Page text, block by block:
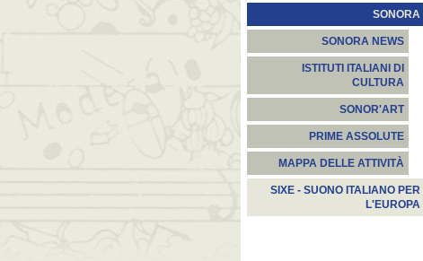
SONORA
SONORA NEWS
ISTITUTI ITALIANI DI
CULTURA
SONOR'ART
PRIME ASSOLUTE
MAPPA DELLE ATTIVITÀ
SIXE - SUONO ITALIANO PER
L'EUROPA